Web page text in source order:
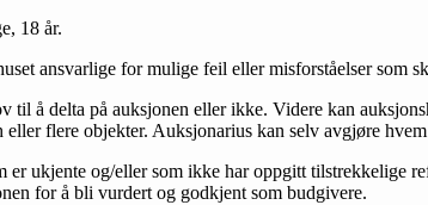
18 år.
ansvarlige for mulige feil eller misforståelser som
til å delta på auksjonen eller ikke. Videre kan
flere objekter. Auksjonarius kan selv avgjøre
ukjente og/eller som ikke har oppgitt tilstrekkelige
for å bli vurdert og godkjent som budgivere.